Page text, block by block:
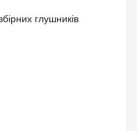
глушників